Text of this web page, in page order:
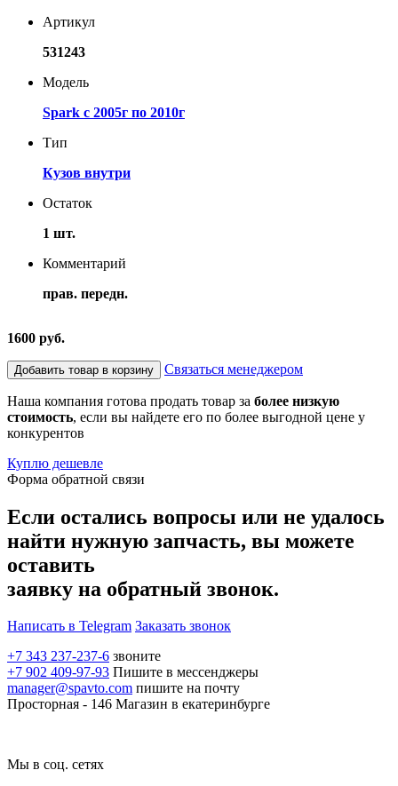
Артикул
531243
Модель
Spark с 2005г по 2010г
Тип
Кузов внутри
Остаток
1 шт.
Комментарий
прав. передн.
1600 руб.
Добавить товар в корзину Связаться менеджером
Наша компания готова продать товар за более низкую
стоимость, если вы найдете его по более выгодной цене у
конкурентов
Куплю дешевле
Форма обратной связи
Если остались вопросы или не удалось
найти нужную запчасть, вы можете
оставить
заявку на обратный звонок.
Написать в Telegram Заказать звонок
+7 343 237-237-6 звоните
+7 902 409-97-93 Пишите в мессенджеры
manager@spavto.com пишите на почту
Просторная - 146 Магазин в екатеринбурге
Мы в соц. сетях